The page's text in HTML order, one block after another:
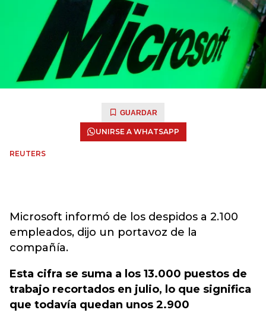
GUARDAR
UNIRSE A WHATSAPP
REUTERS
Microsoft informó de los despidos a 2.100
empleados, dijo un portavoz de la
compañía.
Esta cifra se suma a los 13.000 puestos de
trabajo recortados en julio, lo que significa
que todavía quedan unos 2.900